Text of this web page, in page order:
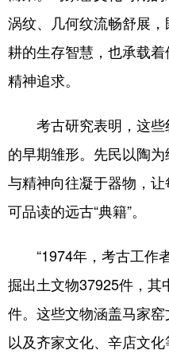
涡纹、几何纹流畅舒展
耕的生存智慧，也承载
精神追求。
考古研究表明，这些
的早期雏形。先民以陶
与精神向往凝于器物，让
可品读的远古“典籍”。
“1974年，考古工作
掘出土文物37925件，其
件。这些文物涵盖马家
以及齐家文化、辛店文